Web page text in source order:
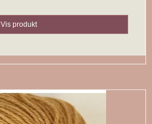
Vis produkt